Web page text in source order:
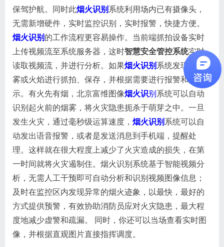
保驾护航。同时此烟火识别 系统利用场内已有摄像头，
无需新增硬件，实时监控识别，实时报警，快捷方便。
烟火识别 的工作流程更容易操作。当前端抓拍设备实时
上传视频流至系统服务器，这时智慧安全管控系统实时
读取视频流，并进行分析。如果烟火识别 系统发现有烟
雾或火焰进行抓拍、保存，并根据需要进行报警和提
示。有火先有烟，北京富维图像烟火识别 系统可以自动
识别起火前的烟雾，将火灾隐患扼杀于萌芽之中。一旦
发生火灾，通过毫秒级运算速度， 烟火识别 系统可以自
动发出语音报警，或者是发送消息到手机端，提醒处
理。这样就在很大程度上减少了火灾造成的损失，在第
一时间就将火灾遏制住。烟火识别系统基于智能视频分
析，无需人工干预即可自动分析和识别视频图像信息；
及时在监控区内发现异常的烟火迹象，以最快，最好的
方式提供预警，有效协助消防员应对火灾隐患，最大程
度地减少虚警和疏漏。 同时，你还可以当场查看实时图
像，并根据直观图片直接指挥调度。